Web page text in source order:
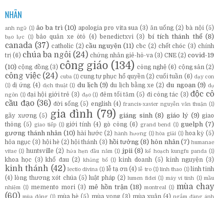
NHÃN
anh ngữ (1) ảo ba trì (10) apologia pro vita sua (3) ăn uống (2) bà nội (5)
bạo lực (1) bảo quản xe ôtô (4) benedictxvi (3) bí tích thánh thể (8)
canada (37) catholic (2) cầu nguyện (11) cbc (2) chết chóc (3) chính
trị (6) chúa ba ngôi (24) chứng nhân giê-hô-va (3) CNE (2) covid-19
(10) cộng đồng (3) công giáo (134) công nghệ (6) cộng sản (2)
công việc (24) cuba (1) cung tự phục hổ quyền (2) cuối tuần (6) dạy con
(1) dị ứng (4) dịch thuật (1) du lịch (9) du lịch bằng xe (2) du ngoạn (9) dụ
ngôn (1) đại hội giới trẻ (3) đạo (1) đêm tối tăm (5) đi công tác (3) độc cô
cầu đạo (36) đời sống (5) english (4) francis-xavier nguyễn văn thuận (1)
gãy xương (5) gia đình (79) giáng sinh (8) giáo lý (9) giao
thông (5) giao tiếp (1) giới tính (4) gò công (6) grand bend (1) guelph (7)
gương thánh nhân (10) hài hước (2) hành hương (1) hòa giải (1) hoa kỳ (5)
hỏa ngục (3) hội hè (2) hội thánh (3) hồi tưởng (8) hôn nhân (7) humanae
vitae (1) huntsville (2) hứa hẹn đầu năm (1) jpii (8) kế hoạch kungfu panda (1)
khoa học (3) khổ đau (2) khủng bố (1) kinh doanh (5) kinh nguyện (3)
kinh thánh (42) lectio divina (1) lễ tạ ơn (4) lễ tro (1) linh thao (1) linh tinh
(4) lòng thương xót chúa (5) luật pháp (2) lumen fidei (1) máy vi tính (1) mầu
nhiệm
(1) memento mori (3) mê hồn trận (18) montreal (1) mùa chay
(60) mùa đông (1) mùa hè (5) mùa vọng (3) mùa xuân (4) ngắm đàng ánh